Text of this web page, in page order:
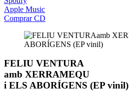
Apple Music
Comprar CD
FELIU VENTURA
amb XERRAMEQU
i ELS ABORÍGENS (EP vinil)